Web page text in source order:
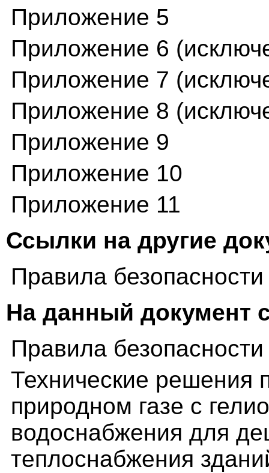
Приложение 5
Приложение 6
Приложение 7
Приложение 8
Приложение 9
Приложение 10
Приложение 11
Ссылки на другие
Правила
На данный документ
Правила
Технические
природном газе с
водоснабжения для
теплоснабжения